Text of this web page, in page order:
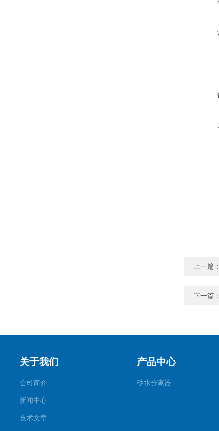
上一篇
下一篇
关于我们
公司简介
新闻中心
技术文章
产品中心
砂水分离器